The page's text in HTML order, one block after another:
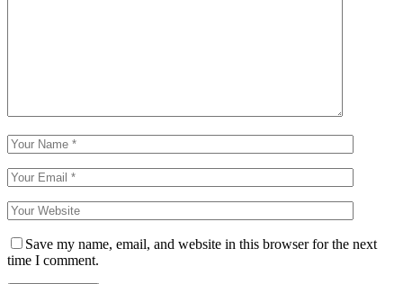
Save my name, email, and website in this browser for the next
time I comment.